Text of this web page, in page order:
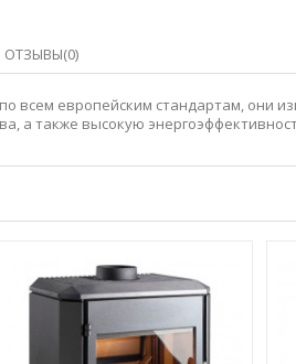
ОТЗЫВЫ(0)
всем европейским стандартам, они
а также высокую